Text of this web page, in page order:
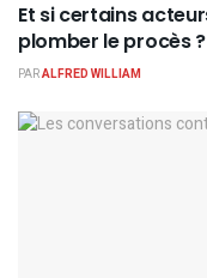
Et si certains
plomber le procès ?
PARALFRED WILLIAM